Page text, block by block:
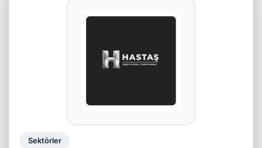
Sektörler